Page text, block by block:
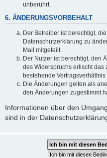
unberührt.
6. ÄNDERUNGSVORBEHALT
Der Betreiber ist berechtigt,
Datenschutzerklärung zu
Mail mitgeteilt.
Der Nutzer ist berechtigt, den
des Widerspruchs erlischt das
bestehende
Die Änderungen gelten als
den Änderungen zugestimmt
Informationen über den
sind in der